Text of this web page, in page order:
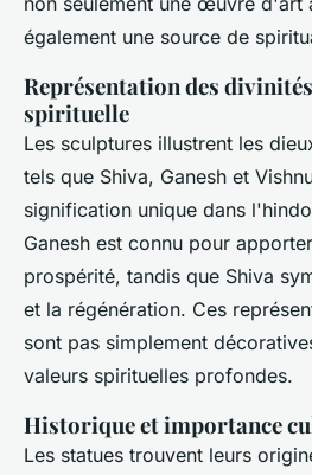
également une source de
Représentation des
spirituelle
Les sculptures illustrent les
tels que Shiva, Ganesh et
signification unique dans
Ganesh est connu pour
prospérité, tandis que Shiva
et la régénération. Ces
sont pas simplement
valeurs spirituelles profondes.
Historique et importance
Les statues trouvent leurs